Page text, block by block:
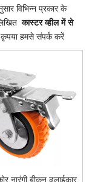
विभिन्न प्रकार के
कास्टर व्हील में से
हमसे संपर्क करें
नारंगी बीकन ढलाईकार